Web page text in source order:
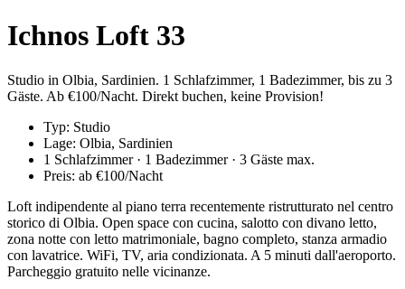
Ichnos Loft 33
Studio in Olbia, Sardinien. 1 Schlafzimmer, 1 Badezimmer, bis zu 3
Gäste. Ab €100/Nacht. Direkt buchen, keine Provision!
Typ: Studio
Lage: Olbia, Sardinien
1 Schlafzimmer · 1 Badezimmer · 3 Gäste max.
Preis: ab €100/Nacht
Loft indipendente al piano terra recentemente ristrutturato nel centro
storico di Olbia. Open space con cucina, salotto con divano letto,
zona notte con letto matrimoniale, bagno completo, stanza armadio
con lavatrice. WiFi, TV, aria condizionata. A 5 minuti dall'aeroporto.
Parcheggio gratuito nelle vicinanze.